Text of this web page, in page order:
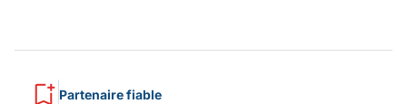
Partenaire fiable